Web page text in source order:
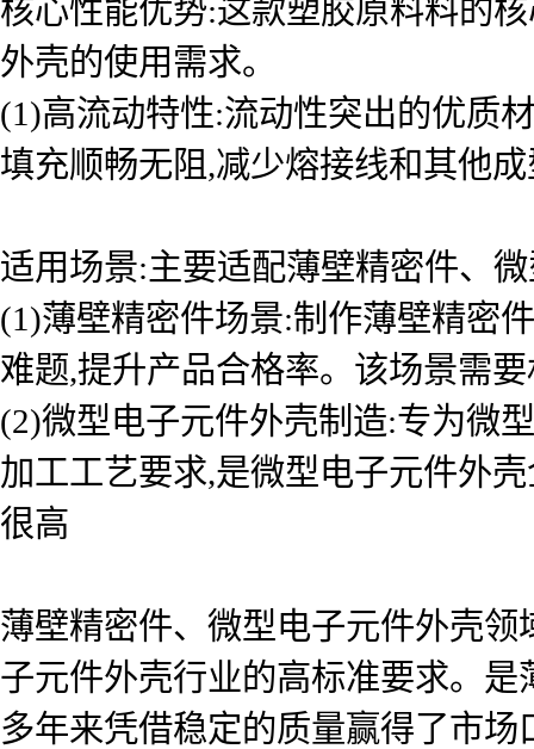
核心性能优势:这款塑胶原料料的
外壳的使用需求。
(1)高流动特性:流动性突出的优质
填充顺畅无阻,减少熔接线和其他
适用场景:主要适配薄壁精密件、
(1)薄壁精密件场景:制作薄壁精密
难题,提升产品合格率。该场景需
(2)微型电子元件外壳制造:专为微
加工工艺要求,是微型电子元件外
很高
薄壁精密件、微型电子元件外壳
子元件外壳行业的高标准要求。
多年来凭借稳定的质量赢得了市场